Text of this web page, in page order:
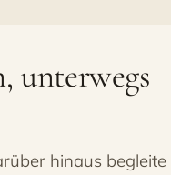
unterwegs
hinaus begleite